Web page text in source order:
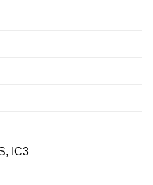
IC3